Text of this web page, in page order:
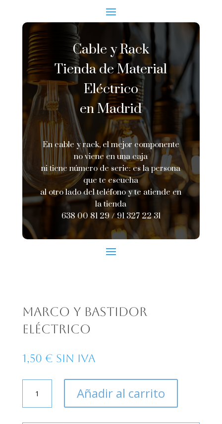
Cable y Rack
Tienda de Material
Eléctrico
en Madrid
En cable y rack, el mejor componente
no viene en una caja
ni tiene número de serie: es la persona
que te escucha
al otro lado del teléfono y te atiende en
la tienda
638 00 81 29 /91 327 22 31
Marco y bastidor
eléctrico
1,50 € Sin IVA
bastidor
Añadir al carrito